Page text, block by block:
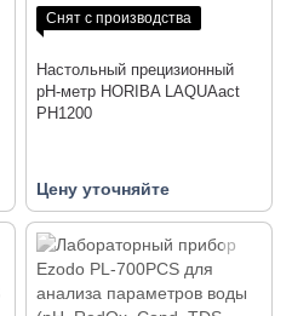
Снят с производства
Настольный прецизионный
pH-метр HORIBA LAQUAact
PH1200
Цену уточняйте